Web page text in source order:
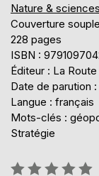
Nature &
Couverture souple
228 pages
ISBN :
Éditeur : La
Date de parution :
Langue : français
Mots-clés :
Stratégie
Évaluation: